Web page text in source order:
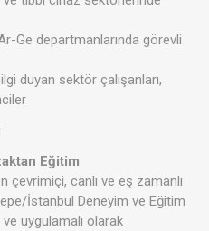
Ge departmanlarında görevli
duyan sektör çalışanları,
Eğitim
çevrimiçi, canlı ve eş zamanlı
İstanbul Deneyim ve Eğitim
uygulamalı olarak